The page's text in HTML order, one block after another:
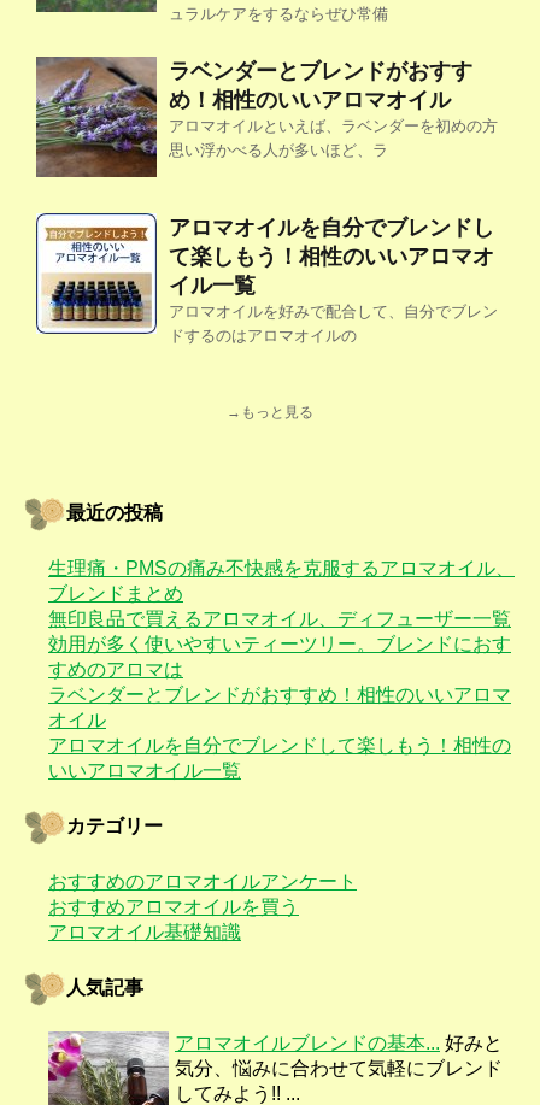
ュラルケアをするならぜひ常備
ラベンダーとブレンドがおすす
め！相性のいいアロマオイル
アロマオイルといえば、ラベンダーを初めの方
思い浮かべる人が多いほど、ラ
アロマオイルを自分でブレンドし
て楽しもう！相性のいいアロマオ
イル一覧
アロマオイルを好みで配合して、自分でブレン
ドするのはアロマオイルの
→もっと見る
最近の投稿
生理痛・PMSの痛み不快感を克服するアロマオイル、
ブレンドまとめ
無印良品で買えるアロマオイル、ディフューザー一覧
効用が多く使いやすいティーツリー。ブレンドにおす
すめのアロマは
ラベンダーとブレンドがおすすめ！相性のいいアロマ
オイル
アロマオイルを自分でブレンドして楽しもう！相性の
いいアロマオイル一覧
カテゴリー
おすすめのアロマオイルアンケート
おすすめアロマオイルを買う
アロマオイル基礎知識
人気記事
アロマオイルブレンドの基本... 好みと
気分、悩みに合わせて気軽にブレンド
してみよう!! ...